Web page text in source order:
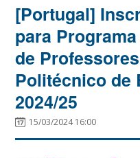
[Portugal]
para
de
Politécnico de
2024/25
15/03/2024 16:00